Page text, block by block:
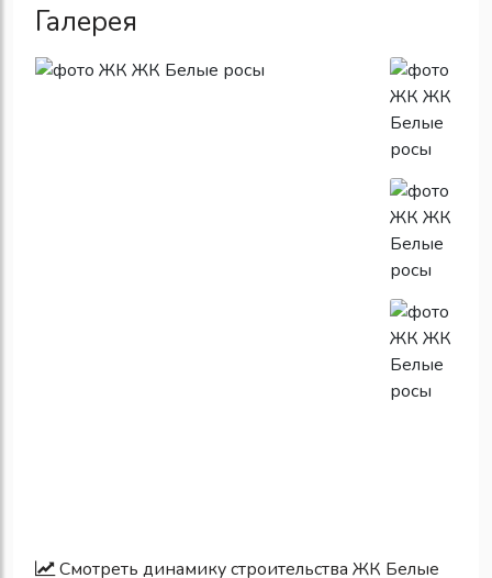
Галерея
Смотреть динамику строительства ЖК Белые